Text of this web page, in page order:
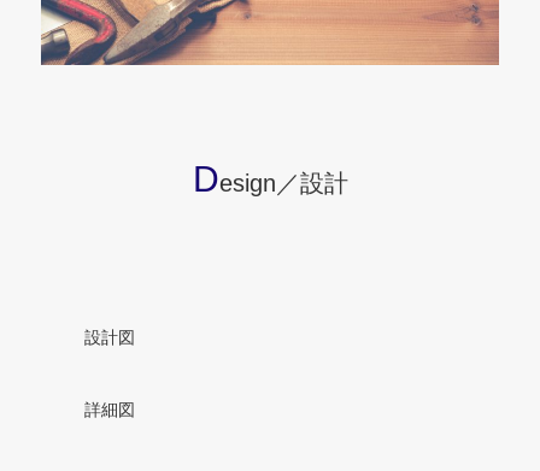
Design／設計
設計図
詳細図